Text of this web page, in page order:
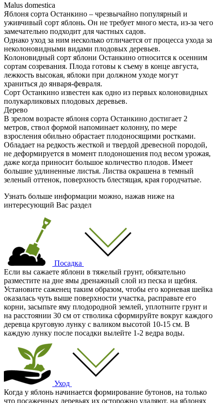
Malus domestica
Яблоня сорта Останкино – чрезвычайно популярный и
уживчивый сорт яблонь. Он не требует много места, из-за чего
замечательно подходит для частных садов.
Однако уход за ним несколько отличается от процесса ухода за
неколоновидными видами плодовых деревьев.
Колоновидный сорт яблони Останкино относится к осенним
сортам созревания. Плода готовы к съему в конце августа,
лежкость высокая, яблоки при должном уходе могут
храниться до января-февраля.
Сорт Останкино известен как одно из первых колоновидных
полукарликовых плодовых деревьев.
Дерево
В зрелом возрасте яблоня сорта Останкино достигает 2
метров, ствол формой напоминает колонну, по мере
взросления обильно обрастает плодоносящими ростками.
Обладает на редкость жесткой и твердой древесной породой,
не деформируется в момент плодоношения под весом урожая,
даже когда приносит большое количество плодов. Имеет
большие удлиненные листья. Листва окрашена в темный
зеленый оттенок, поверхность блестящая, края городчатые.
Узнать больше информации можно, нажав ниже на
интересующий Вас раздел
Посадка
Если вы сажаете яблони в тяжелый грунт, обязательно
разместите на дне ямы дренажный слой из песка и щебня.
Установите саженец таким образом, чтобы его корневая шейка
оказалась чуть выше поверхности участка, расправьте его
корни, засыпьте яму плодородной землей, уплотните грунт и
на расстоянии 30 см от стволика сформируйте вокруг каждого
деревца круговую лунку с валиком высотой 10-15 см. В
каждую лунку после посадки вылейте 1-2 ведра воды.
Уход
Когда у яблонь начинается формирование бутонов, на только
что посаженных деревьях их осторожно удаляют, на яблонях